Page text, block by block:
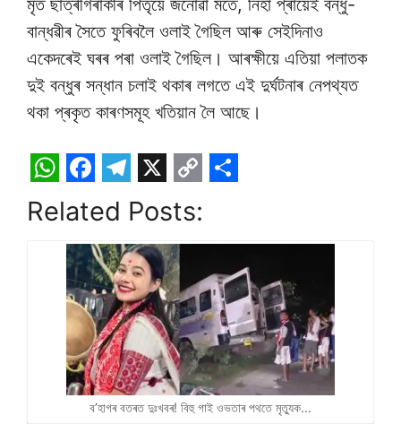
বান্ধৱীৰ সৈতে ফুৰিবলৈ ওলাই গৈছিল আৰু সেইদিনাও
একেদৰেই ঘৰৰ পৰা ওলাই গৈছিল। আৰক্ষীয়ে এতিয়া পলাতক
দুই বন্ধুৰ সন্ধান চলাই থকাৰ লগতে এই দুৰ্ঘটনাৰ নেপথ্যত
থকা প্ৰকৃত কাৰণসমূহ খতিয়ান লৈ আছে।
W
h
F
a
c
e
b
o
o
k
T
e
l
e
g
r
a
m
X
C
o
p
y
L
i
n
k
a
r
e
Related Posts:
ব’হাগৰ বতৰত দুঃখবৰ! বিহু গাই ওভতাৰ পথতে মৃত্যুক…